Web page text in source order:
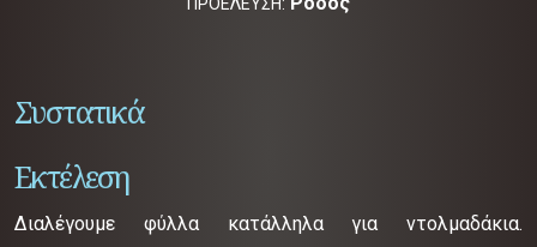
Συστατικά
Εκτέλεση
Διαλέγουμε φύλλα κατάλληλα για ντολμαδάκια.